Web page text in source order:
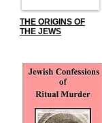
THE ORIGINS OF
THE JEWS